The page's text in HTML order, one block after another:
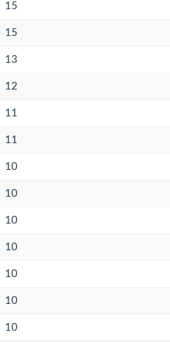
15
15
13
12
11
11
10
10
10
10
10
10
10